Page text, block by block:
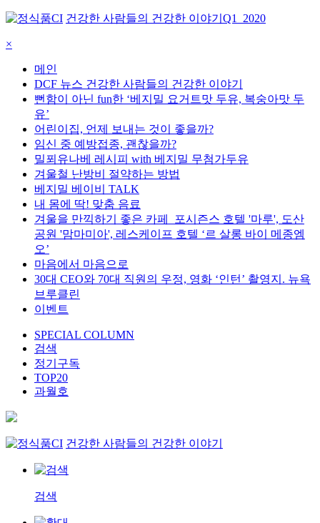
건강한 사람들의 건강한 이야기 Q1_2020
×
메인
DCF 뉴스 건강한 사람들의 건강한 이야기
뻔함이 아닌 fun한 ‘베지밀 요거트맛 두유, 복숭아맛 두
유’
어린이집, 언제 보내는 것이 좋을까?
임신 중 예방접종, 괜찮을까?
밀푀유나베 레시피 with 베지밀 무첨가두유
겨울철 난방비 절약하는 방법
베지밀 베이비 TALK
내 몸에 딱! 맞춤 음료
겨울을 만끽하기 좋은 카페_포시즌스 호텔 '마루', 도산
공원 '맘마미아', 레스케이프 호텔 ‘르 살롱 바이 메종엠
오’
마음에서 마음으로
30대 CEO와 70대 직원의 우정, 영화 ‘인턴’ 촬영지. 뉴욕
브루클린
이벤트
SPECIAL COLUMN
검색
정기구독
TOP20
과월호
건강한 사람들의 건강한 이야기
검색